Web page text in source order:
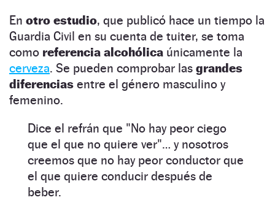
En otro estudio, que publicó hace un tiempo la
Guardia Civil en su cuenta de tuiter, se toma
como referencia alcohólica únicamente la
cerveza. Se pueden comprobar las grandes
diferencias entre el género masculino y
femenino.
Dice el refrán que "No hay peor ciego
que el que no quiere ver"… y nosotros
creemos que no hay peor conductor que
el que quiere conducir después de
beber.